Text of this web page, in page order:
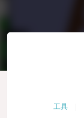
工具